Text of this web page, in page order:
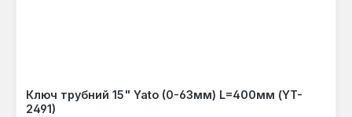
Ключ трубний 15" Yato (0-63мм) L=400мм (YT-
2491)